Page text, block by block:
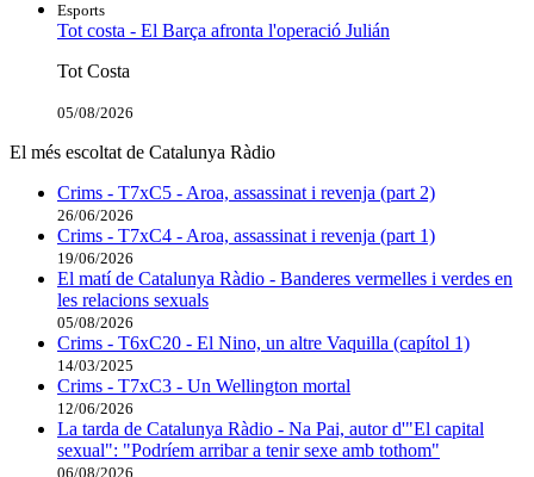
Esports
Tot costa - El Barça afronta l'operació Julián
Tot Costa
05/08/2026
El més escoltat de Catalunya Ràdio
Crims - T7xC5 - Aroa, assassinat i revenja (part 2)
26/06/2026
Crims - T7xC4 - Aroa, assassinat i revenja (part 1)
19/06/2026
El matí de Catalunya Ràdio - Banderes vermelles i verdes en
les relacions sexuals
05/08/2026
Crims - T6xC20 - El Nino, un altre Vaquilla (capítol 1)
14/03/2025
Crims - T7xC3 - Un Wellington mortal
12/06/2026
La tarda de Catalunya Ràdio - Na Pai, autor d'"El capital
sexual": "Podríem arribar a tenir sexe amb tothom"
06/08/2026